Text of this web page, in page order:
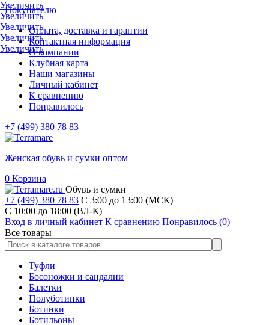
Покупателю
Оплата, доставка и гарантии
Контактная информация
О компании
Клубная карта
Наши магазины
Личный кабинет
К сравнению
Понравилось
+7 (499) 380 78 83
Женская обувь и сумки оптом
0 Корзина
Обувь и сумки
+7 (499) 380 78 83 С 3:00 до 13:00 (МСК)
C 10:00 до 18:00 (ВЛ-К)
Вход в личный кабинет К сравнению Понравилось (0)
Все товары
Туфли
Босоножки и сандалии
Балетки
Полуботинки
Ботинки
Ботильоны
Увеличить
Увеличить
Увеличить
Увеличить
Увеличить